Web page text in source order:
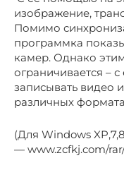
изображение,
Помимо
программка
камер. Однако
ограничивается –
записывать видео
различных
(Для Windows
— www.zcfkj.com/